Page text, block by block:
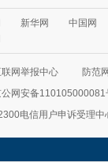
新华网
中国网
网举报中心
防范
公网安备110105000081
电信用户申诉受理中